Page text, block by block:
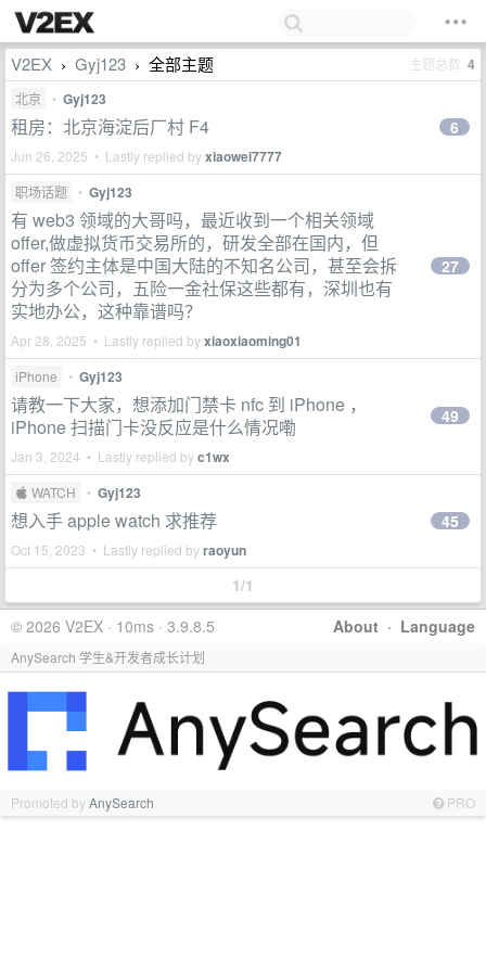
V2EX › Gyj123 › 全部主题 主题总数 4
北京 • Gyj123
租房：北京海淀后厂村 F4
Jun 26, 2025 • Lastly replied byxiaowei7777
6
职场话题 • Gyj123
有 web3 领域的大哥吗，最近收到一个相关领域
offer,做虚拟货币交易所的，研发全部在国内，但
offer 签约主体是中国大陆的不知名公司，甚至会拆
分为多个公司，五险一金社保这些都有，深圳也有
实地办公，这种靠谱吗？
Apr 28, 2025 • Lastly replied byxiaoxiaoming01
27
iPhone • Gyj123
请教一下大家，想添加门禁卡 nfc 到 iPhone ，
iPhone 扫描门卡没反应是什么情况嘞
Jan 3, 2024 • Lastly replied byc1wx
49
 WATCH • Gyj123
想入手 apple watch 求推荐
Oct 15, 2023 • Lastly replied byraoyun
45
1/1
About · Language
© 2026 V2EX · 10ms · 3.9.8.5
AnySearch 学生&开发者成长计划
Promoted byAnySearch PRO